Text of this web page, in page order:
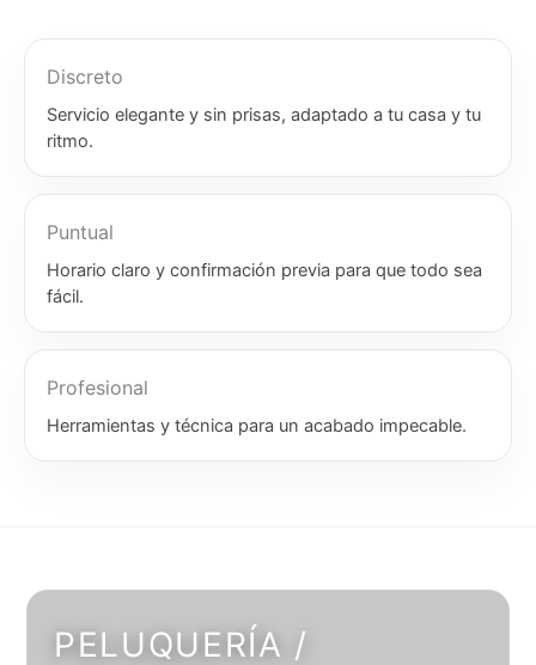
Discreto
Servicio elegante y sin prisas, adaptado a tu casa y tu
ritmo.
Puntual
Horario claro y confirmación previa para que todo sea
fácil.
Profesional
Herramientas y técnica para un acabado impecable.
PELUQUERÍA /